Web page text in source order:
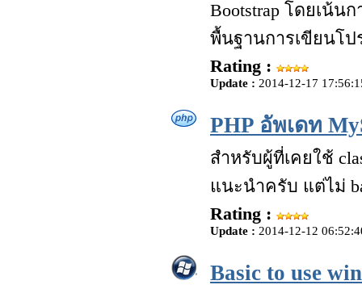
Bootstrap โดยเน้น
พื้นฐานการเขียนโป
Rating :
Update : 2014-12-17
PHP อัพเดท
สำหรับผู้ที่เคยใช้
แนะนำครับ แต่ไม่
Rating :
Update : 2014-12-12
Basic to use